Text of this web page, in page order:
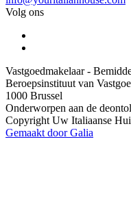
Volg ons
Vastgoedmakelaar -
Beroepsinstituut van
1000 Brussel
Onderworpen aan de
Copyright Uw Italiaanse
Gemaakt door Galia